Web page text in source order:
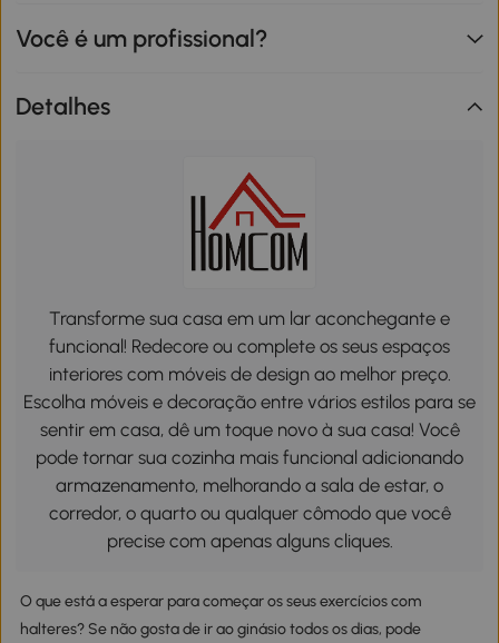
Você é um profissional?
Detalhes
Transforme sua casa em um lar aconchegante e
funcional! Redecore ou complete os seus espaços
interiores com móveis de design ao melhor preço.
Escolha móveis e decoração entre vários estilos para se
sentir em casa, dê um toque novo à sua casa! Você
pode tornar sua cozinha mais funcional adicionando
armazenamento, melhorando a sala de estar, o
corredor, o quarto ou qualquer cômodo que você
precise com apenas alguns cliques.
O que está a esperar para começar os seus exercícios com
halteres? Se não gosta de ir ao ginásio todos os dias, pode